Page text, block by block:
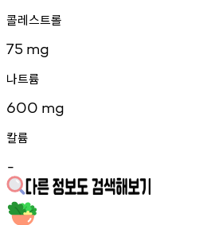
콜레스트롤
75 mg
나트륨
600 mg
칼륨
-